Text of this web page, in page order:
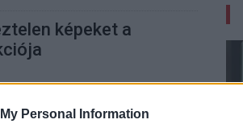
Personal Information
képeket a